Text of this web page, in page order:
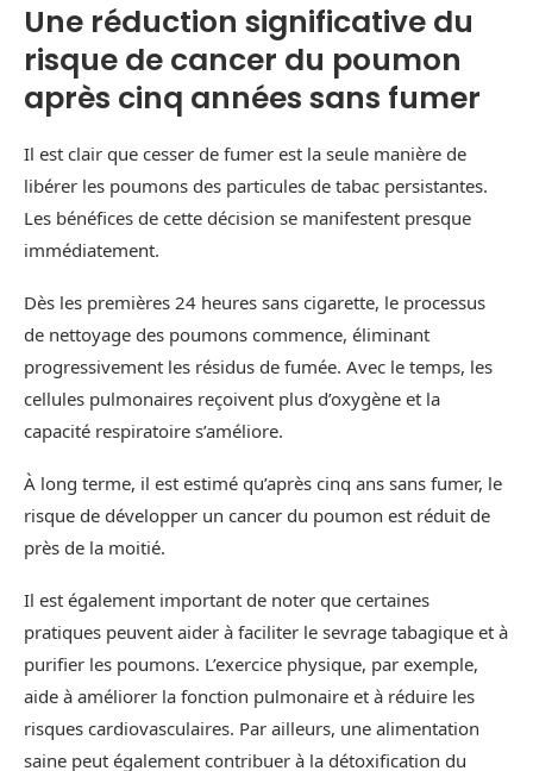
Une réduction significative du
risque de cancer du poumon
après cinq années sans fumer
Il est clair que cesser de fumer est la seule manière de
libérer les poumons des particules de tabac persistantes.
Les bénéfices de cette décision se manifestent presque
immédiatement.
Dès les premières 24 heures sans cigarette, le processus
de nettoyage des poumons commence, éliminant
progressivement les résidus de fumée. Avec le temps, les
cellules pulmonaires reçoivent plus d’oxygène et la
capacité respiratoire s’améliore.
À long terme, il est estimé qu’après cinq ans sans fumer, le
risque de développer un cancer du poumon est réduit de
près de la moitié.
Il est également important de noter que certaines
pratiques peuvent aider à faciliter le sevrage tabagique et à
purifier les poumons. L’exercice physique, par exemple,
aide à améliorer la fonction pulmonaire et à réduire les
risques cardiovasculaires. Par ailleurs, une alimentation
saine peut également contribuer à la détoxification du